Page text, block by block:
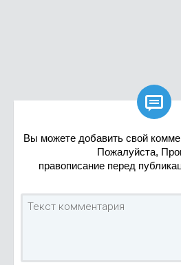

Вы можете добавить свой
Пожалуйста,
правописание перед